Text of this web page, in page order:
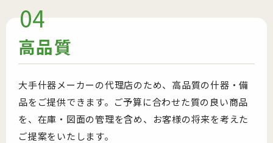
04
高品質
大手什器メーカーの代理店のため、高品質の什器・備
品をご提供できます。ご予算に合わせた質の良い商品
を、在庫・図面の管理を含め、お客様の将来を考えた
ご提案をいたします。